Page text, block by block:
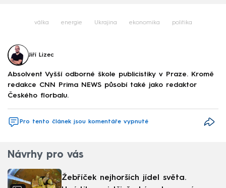
válka energie Ukrajina ekonomika politika
Jiří Lizec
Absolvent Vyšší odborné škole publicistiky v Praze. Kromě
redakce CNN Prima NEWS působí také jako redaktor
Českého florbalu.
Pro tento článek jsou komentáře vypnuté
Návrhy pro vás
Žebříček nejhorších jídel světa.